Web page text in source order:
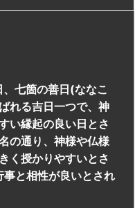
七箇の善日(ななこ
れる吉日一つで、神
い縁起の良い日とさ
の通り、神様や仏様
く授かりやすいとさ
と相性が良いとされ